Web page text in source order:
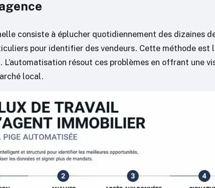
consiste à éplucher quotidiennement des dizaines
pour identifier des vendeurs. Cette méthode est
L’automatisation résout ces problèmes en offrant une
local.